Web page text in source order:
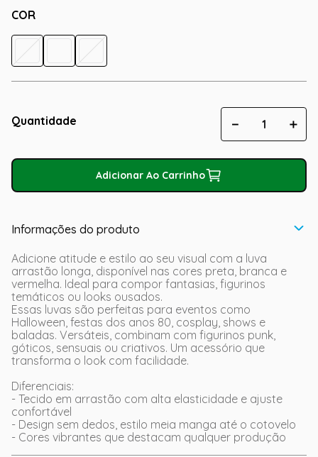
COR
Quantidade ＋
－
Adicionar Ao Carrinho
Informações do produto
Adicione atitude e estilo ao seu visual com a luva
arrastão longa, disponível nas cores preta, branca e
vermelha. Ideal para compor fantasias, figurinos
temáticos ou looks ousados.
Essas luvas são perfeitas para eventos como
Halloween, festas dos anos 80, cosplay, shows e
baladas. Versáteis, combinam com figurinos punk,
góticos, sensuais ou criativos. Um acessório que
transforma o look com facilidade.
Diferenciais:
- Tecido em arrastão com alta elasticidade e ajuste
confortável
- Design sem dedos, estilo meia manga até o cotovelo
- Cores vibrantes que destacam qualquer produção